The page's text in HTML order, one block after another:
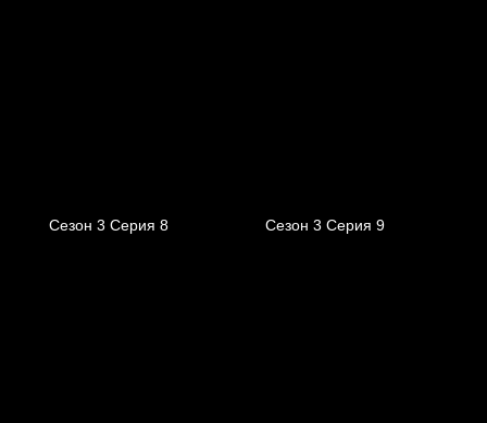
Сезон 3 Серия 8 Сезон 3 Серия 9